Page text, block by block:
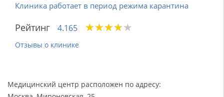
Клиника работает в период режима карантина
Рейтинг 4.165 ★★★★★
★★★★★
Отзывы о клинике
Медицинский центр расположен по адресу: